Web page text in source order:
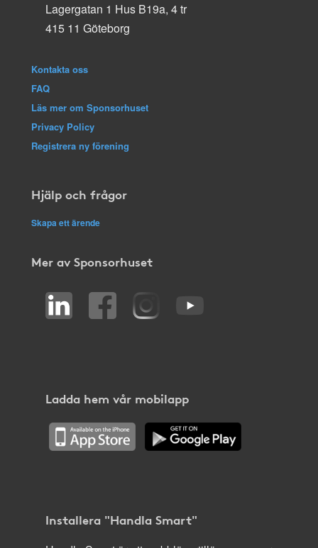
Lagergatan 1 Hus B19a, 4 tr
415 11 Göteborg
Kontakta oss
FAQ
Läs mer om Sponsorhuset
Privacy Policy
Registrera ny förening
Hjälp och frågor
Skapa ett ärende
Mer av Sponsorhuset
Ladda hem vår mobilapp
Installera "Handla Smart"